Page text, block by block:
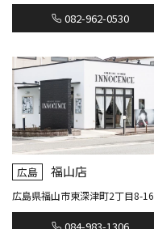
082-962-0530
広島 福山店
広島県福山市東深津町2丁目8-16